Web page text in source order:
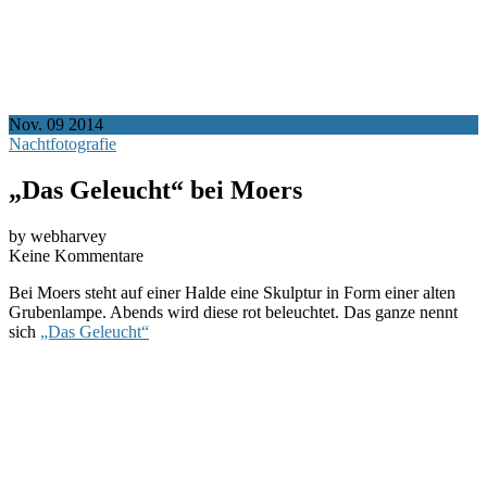
Nov. 09 2014
Nachtfotografie
„Das Geleucht“ bei Moers
by webharvey
Keine Kommentare
Bei Moers steht auf einer Halde eine Skulptur in Form einer alten
Grubenlampe. Abends wird diese rot beleuchtet. Das ganze nennt
sich „Das Geleucht“